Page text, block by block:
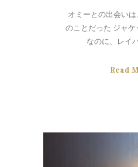
オミーとの出会い
のことだった ジャ
なのに、レイ
Read